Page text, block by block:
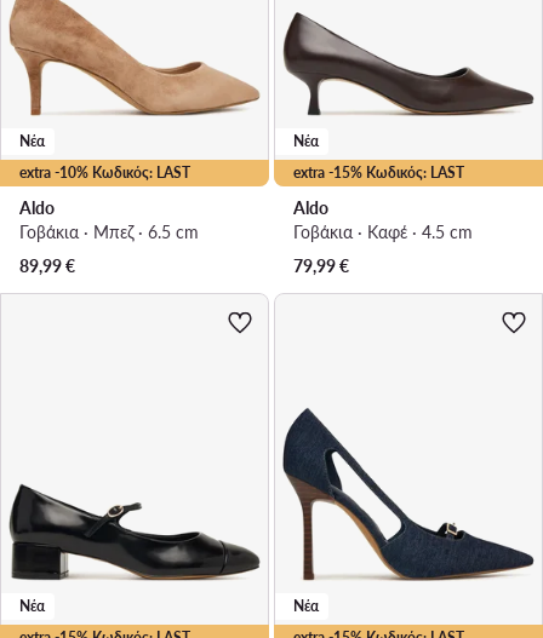
extra -10% Κωδικός: LAST
Νέα
Aldo
Γοβάκια · Μπεζ · 6.5 cm
89,99€
extra -15% Κωδικός: LAST
Νέα
Aldo
Γοβάκια · Καφέ · 4.5 cm
79,99€
Νέα Νέα